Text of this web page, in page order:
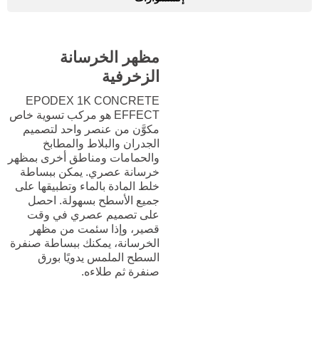
مظهر الخرسانة
الزخرفية
EPODEX 1K CONCRETE
EFFECT هو مركب تسوية خاص
مكوَّن من عنصر واحد لتصميم
الجدران والبلاط والمطابخ
والحمامات ومناطق أخرى بمظهر
خرسانة عصري. يمكن ببساطة
خلط المادة بالماء وتطبيقها على
جميع الأسطح بسهولة. احصل
على تصميم عصري في وقت
قصير، وإذا سئمت من مظهر
الخرسانة، يمكنك ببساطة صنفرة
السطح الملمس يدويًا بورق
صنفرة ثم طلاءه.